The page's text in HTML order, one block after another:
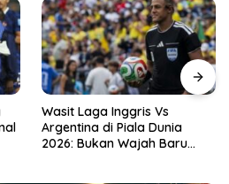
Drama Transfer Aqil Savik:
Dari Bandung ke Macan
Kemayoran!